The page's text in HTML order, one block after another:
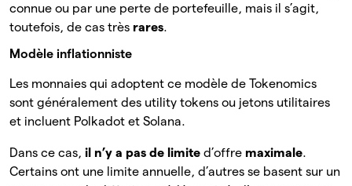
connue ou par une perte de portefeuille, mais il s’agit,
toutefois, de cas très rares.
Modèle inflationniste
Les monnaies qui adoptent ce modèle de Tokenomics
sont généralement des utility tokens ou jetons utilitaires
et incluent Polkadot et Solana.
Dans ce cas, il n’y a pas de limite d’offre maximale.
Certains ont une limite annuelle, d’autres se basent sur un